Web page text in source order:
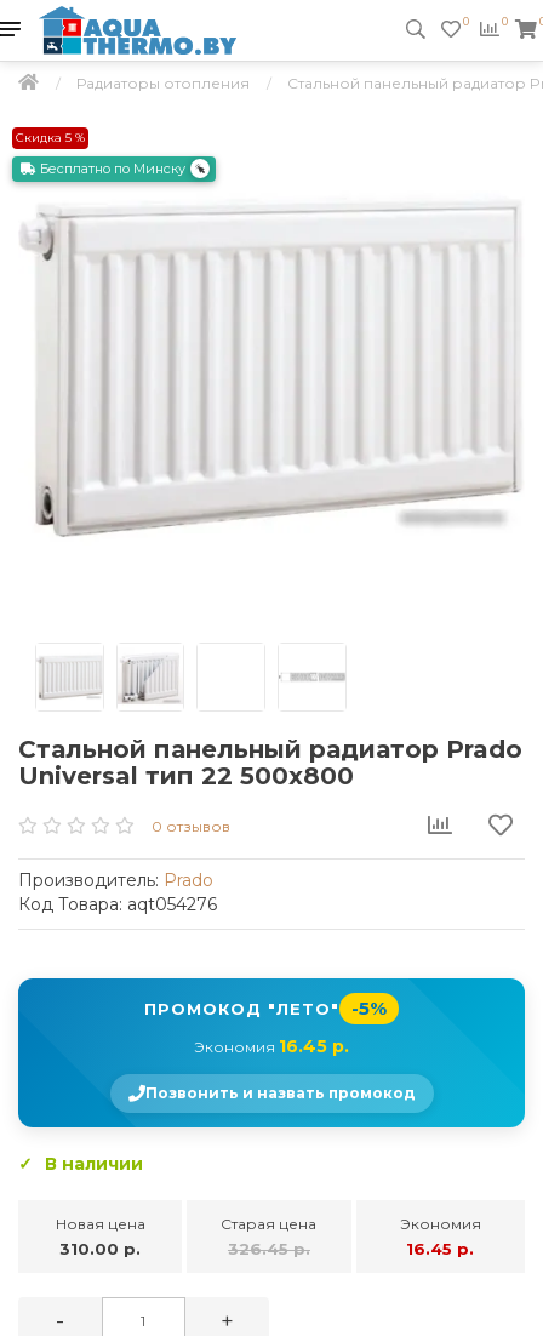
0 0
Радиаторы отопления Стальной панельный радиатор
Скидка 5 %
Бесплатно по Минску
Стальной панельный радиатор Prado
Universal тип 22 500x800
0 отзывов
Производитель: Prado
Код Товара: aqt054276
ПРОМОКОД "ЛЕТО" -5%
Экономия 16.45 р.
Позвонить и назвать промокод
В наличии
Новая цена
310.00 р.
Старая цена
326.45 р.
Экономия
16.45 р.
- +